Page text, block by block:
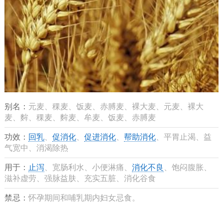
别名： 元麦、稞麦、饭麦、赤膊麦、裸大麦、元麦、裸大
麦、麰、稞麦、麰麦、牟麦、饭麦、赤膊麦
功效： 回乳、 促消化、 促进消化、 帮助消化、平胃止渴、益
气宽中、消渴除热
用于： 止泻、宽肠利水、小便淋痛、 消化不良
、饱闷腹胀、
滋补虚劳、强脉益肤、充实五脏、消化谷食
禁忌：怀孕期间和哺乳期内妇女忌食。